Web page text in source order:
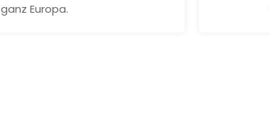
ganz Europa.